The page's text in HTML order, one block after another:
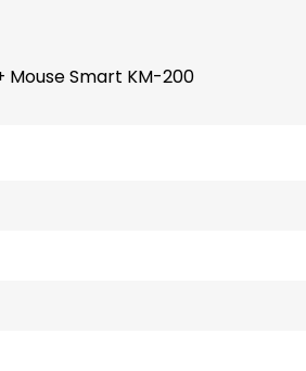
Mouse Smart KM-200